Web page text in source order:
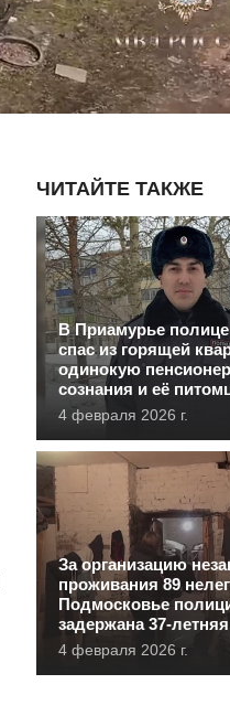
ЧИТАЙТЕ ТАКЖЕ
В Приамурье
спас из горящей
одинокую
сознания и её
4 февраля 2026 г.
За организацию
проживания 89
Подмосковье
задержана 37-
4 февраля 2026 г.